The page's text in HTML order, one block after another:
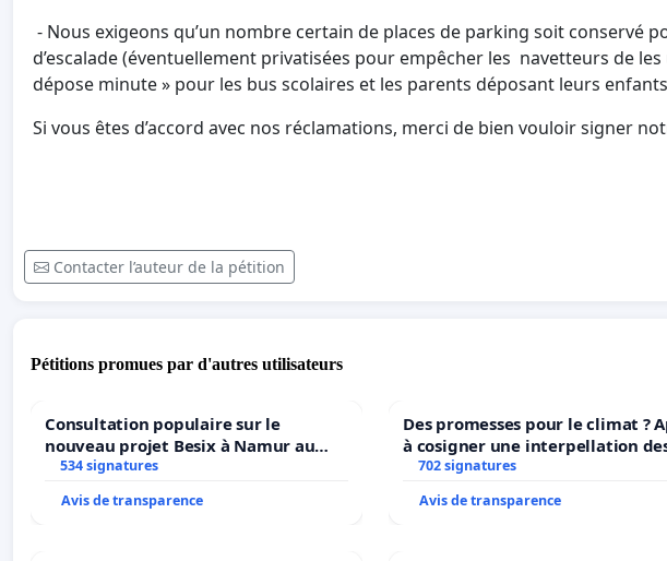
- Nous exigeons qu’un nombre certain de places de parking soit conservé
d’escalade (éventuellement privatisées pour empêcher les navetteurs de les
dépose minute » pour les bus scolaires et les parents déposant leurs
Si vous êtes d’accord avec nos réclamations, merci de bien vouloir signer
Contacter l’auteur de la pétition
Pétitions promues par d'autres utilisateurs
Consultation populaire sur le
nouveau projet Besix à Namur au
Parc Léopold ?
534 signatures
Avis de transparence
Des promesses pour le climat ?
à cosigner une interpellation
ministres wallons du climat et de
702 signatures
Avis de transparence